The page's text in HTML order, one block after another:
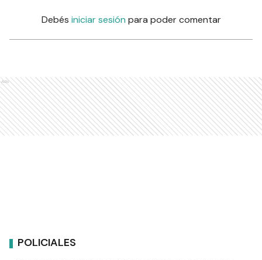
Debés iniciar sesión para poder comentar
Ads
POLICIALES